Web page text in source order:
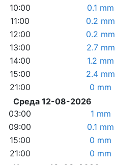
10:00
0.1 mm
11:00
0.2 mm
12:00
0.2 mm
13:00
2.7 mm
14:00
1.2 mm
15:00
2.4 mm
21:00
0 mm
Среда 12-08-2026
03:00
1 mm
09:00
0.1 mm
15:00
0 mm
21:00
0 mm